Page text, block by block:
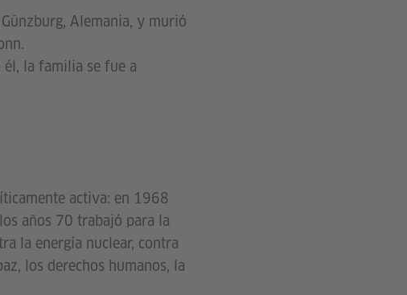
Alemania, y murió
la familia se fue a
activa: en 1968
años 70 trabajó para la
la energía nuclear, contra
los derechos humanos, la